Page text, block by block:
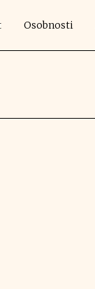
Osobnosti